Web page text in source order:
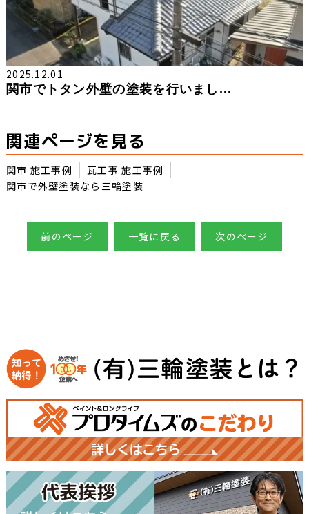
2025.12.01
関市でトタン外壁の塗装を行いまし...
関連ページを見る
関市 施工事例
瓦工事 施工事例
関市で外壁塗装なら三輪塗装
前のページ 一覧に戻る 次のページ